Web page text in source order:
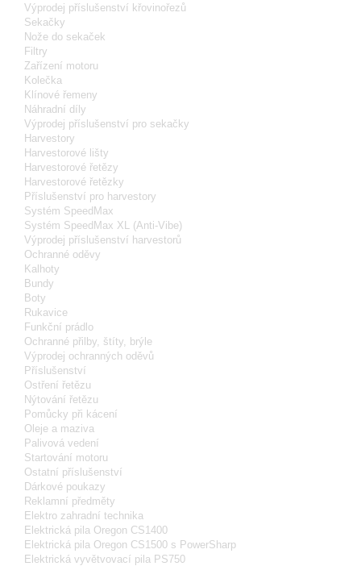
Výprodej příslušenství křovinořezů
Sekačky
Nože do sekaček
Filtry
Zařízení motoru
Kolečka
Klínové řemeny
Náhradní díly
Výprodej příslušenství pro sekačky
Harvestory
Harvestorové lišty
Harvestorové řetězy
Harvestorové řetězky
Příslušenství pro harvestory
Systém SpeedMax
Systém SpeedMax XL (Anti-Vibe)
Výprodej příslušenství harvestorů
Ochranné oděvy
Kalhoty
Bundy
Boty
Rukavice
Funkční prádlo
Ochranné přilby, štíty, brýle
Výprodej ochranných oděvů
Příslušenství
Ostření řetězu
Nýtování řetězu
Pomůcky při kácení
Oleje a maziva
Palivová vedení
Startování motoru
Ostatní příslušenství
Dárkové poukazy
Reklamní předměty
Elektro zahradní technika
Elektrická pila Oregon CS1400
Elektrická pila Oregon CS1500 s PowerSharp
Elektrická vyvětvovací pila PS750